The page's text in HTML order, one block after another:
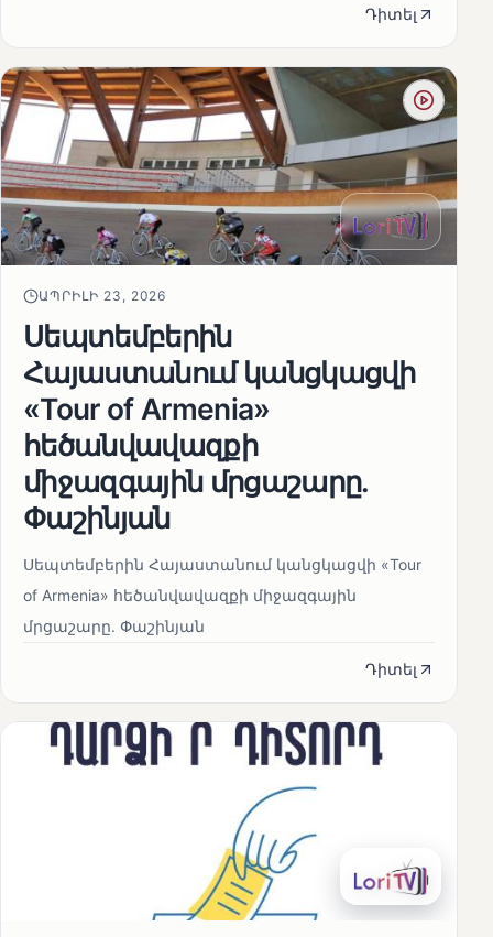
Դիտել
ԱՊՐԻԼԻ 23, 2026
Սեպտեմբերին
Հայաստանում կանցկացվի
«Tour of Armenia»
հեծանվավազքի
միջազգային մրցաշարը.
Փաշինյան
Սեպտեմբերին Հայաստանում կանցկացվի «Tour
of Armenia» հեծանվավազքի միջազգային
մրցաշարը. Փաշինյան
Դիտել